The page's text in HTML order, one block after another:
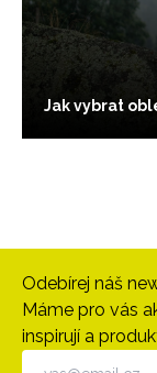
Jak vybrat
Odebírej náš
Máme pro vás
inspirují a